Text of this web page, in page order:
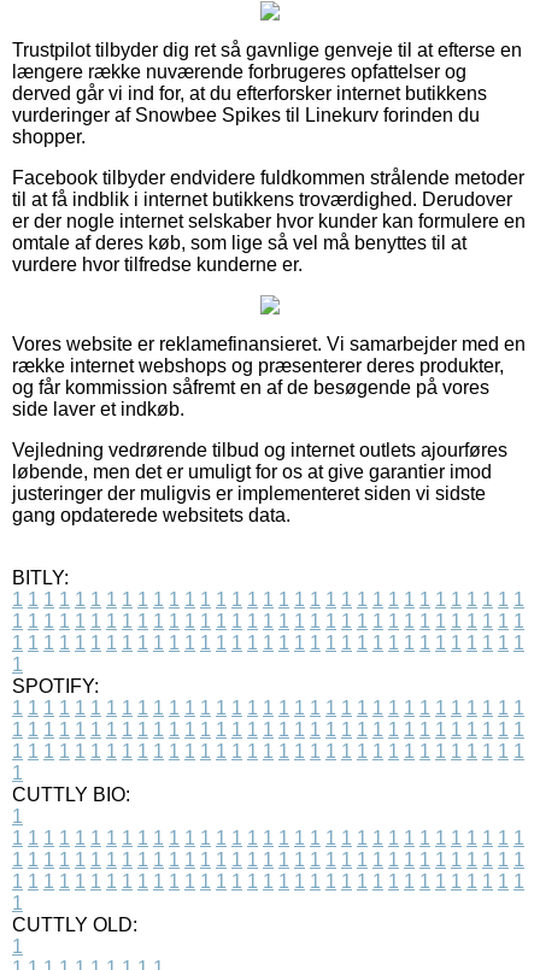
Trustpilot tilbyder dig ret så gavnlige genveje til at efterse en
længere række nuværende forbrugeres opfattelser og
derved går vi ind for, at du efterforsker internet butikkens
vurderinger af Snowbee Spikes til Linekurv forinden du
shopper.
Facebook tilbyder endvidere fuldkommen strålende metoder
til at få indblik i internet butikkens troværdighed. Derudover
er der nogle internet selskaber hvor kunder kan formulere en
omtale af deres køb, som lige så vel må benyttes til at
vurdere hvor tilfredse kunderne er.
Vores website er reklamefinansieret. Vi samarbejder med en
række internet webshops og præsenterer deres produkter,
og får kommission såfremt en af de besøgende på vores
side laver et indkøb.
Vejledning vedrørende tilbud og internet outlets ajourføres
løbende, men det er umuligt for os at give garantier imod
justeringer der muligvis er implementeret siden vi sidste
gang opdaterede websitets data.
BITLY:
1 1 1 1 1 1 1 1 1 1 1 1 1 1 1 1 1 1 1 1 1 1 1 1 1 1 1 1 1 1 1 1 1
1 1 1 1 1 1 1 1 1 1 1 1 1 1 1 1 1 1 1 1 1 1 1 1 1 1 1 1 1 1 1 1 1
1 1 1 1 1 1 1 1 1 1 1 1 1 1 1 1 1 1 1 1 1 1 1 1 1 1 1 1 1 1 1 1 1
1
SPOTIFY:
1 1 1 1 1 1 1 1 1 1 1 1 1 1 1 1 1 1 1 1 1 1 1 1 1 1 1 1 1 1 1 1 1
1 1 1 1 1 1 1 1 1 1 1 1 1 1 1 1 1 1 1 1 1 1 1 1 1 1 1 1 1 1 1 1 1
1 1 1 1 1 1 1 1 1 1 1 1 1 1 1 1 1 1 1 1 1 1 1 1 1 1 1 1 1 1 1 1 1
1
CUTTLY BIO:
1
1 1 1 1 1 1 1 1 1 1 1 1 1 1 1 1 1 1 1 1 1 1 1 1 1 1 1 1 1 1 1 1 1
1 1 1 1 1 1 1 1 1 1 1 1 1 1 1 1 1 1 1 1 1 1 1 1 1 1 1 1 1 1 1 1 1
1 1 1 1 1 1 1 1 1 1 1 1 1 1 1 1 1 1 1 1 1 1 1 1 1 1 1 1 1 1 1 1 1
1
CUTTLY OLD:
1